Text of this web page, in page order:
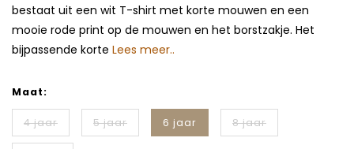
bestaat uit een wit T-shirt met korte mouwen en een
mooie rode print op de mouwen en het borstzakje. Het
bijpassende korte Lees meer..
Maat:
4 jaar 5 jaar 6 jaar 8 jaar